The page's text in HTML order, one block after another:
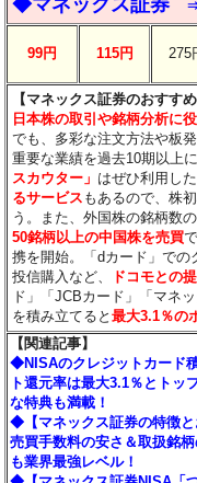
99円 115円 275
【マネックス証券のおすす
日本株の取引や銘柄分析に
でも、多彩な注文方法や板
重要な業績を過去10期以上
スカウター」 はぜひ利用し
るサービス もあるので、株
う。また、外国株の銘柄数
50銘柄以上の中国株を売買
携を開始。「dカード」で
投信購入など、
ドコモとの
ド」「JCBカード」「マネ
を積み立てると最大3.1％の
【関連記事】
◆NISAのクレジットカード
ト還元率は最大3.1％とトッ
な特典も満載！
◆【マネックス証券の特徴
売買手数料の安さ＆取扱銘
も業界最強レベル！